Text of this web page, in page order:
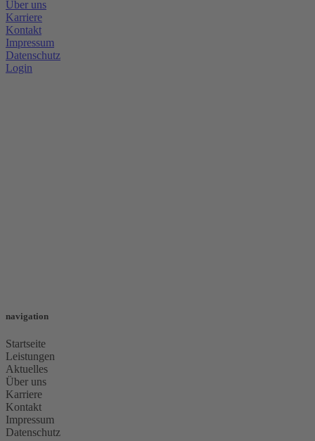
Über uns
Karriere
Kontakt
Impressum
Datenschutz
Login
navigation
Startseite
Leistungen
Aktuelles
Über uns
Karriere
Kontakt
Impressum
Datenschutz